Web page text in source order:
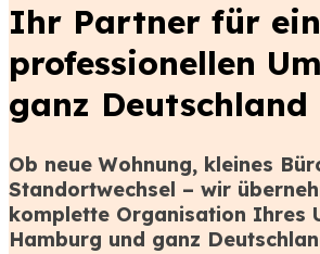
Ihr Partner für
professionellen
ganz Deutschland
Ob neue Wohnung, kleines
Standortwechsel – wir
komplette Organisation Ihres
Hamburg und ganz